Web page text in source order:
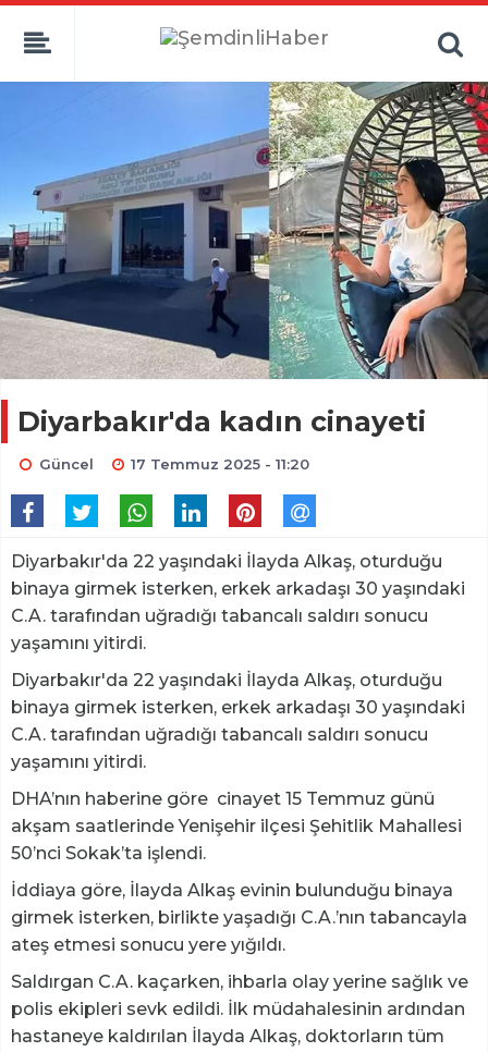
Diyarbakır'da kadın cinayeti
Güncel 17 Temmuz 2025 - 11:20
Diyarbakır'da 22 yaşındaki İlayda Alkaş, oturduğu
binaya girmek isterken, erkek arkadaşı 30 yaşındaki
C.A. tarafından uğradığı tabancalı saldırı sonucu
yaşamını yitirdi.
Diyarbakır'da 22 yaşındaki İlayda Alkaş, oturduğu
binaya girmek isterken, erkek arkadaşı 30 yaşındaki
C.A. tarafından uğradığı tabancalı saldırı sonucu
yaşamını yitirdi.
DHA’nın haberine göre cinayet 15 Temmuz günü
akşam saatlerinde Yenişehir ilçesi Şehitlik Mahallesi
50’nci Sokak’ta işlendi.
İddiaya göre, İlayda Alkaş evinin bulunduğu binaya
girmek isterken, birlikte yaşadığı C.A.’nın tabancayla
ateş etmesi sonucu yere yığıldı.
Saldırgan C.A. kaçarken, ihbarla olay yerine sağlık ve
polis ekipleri sevk edildi. İlk müdahalesinin ardından
hastaneye kaldırılan İlayda Alkaş, doktorların tüm